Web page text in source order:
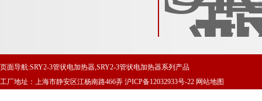
查
页面导航:SRY2-3管状电加热器,SRY2-3管状电加热器系列产品
工厂地址：上海市静安区江杨南路466弄 沪ICP备12032933号-22 网站地图